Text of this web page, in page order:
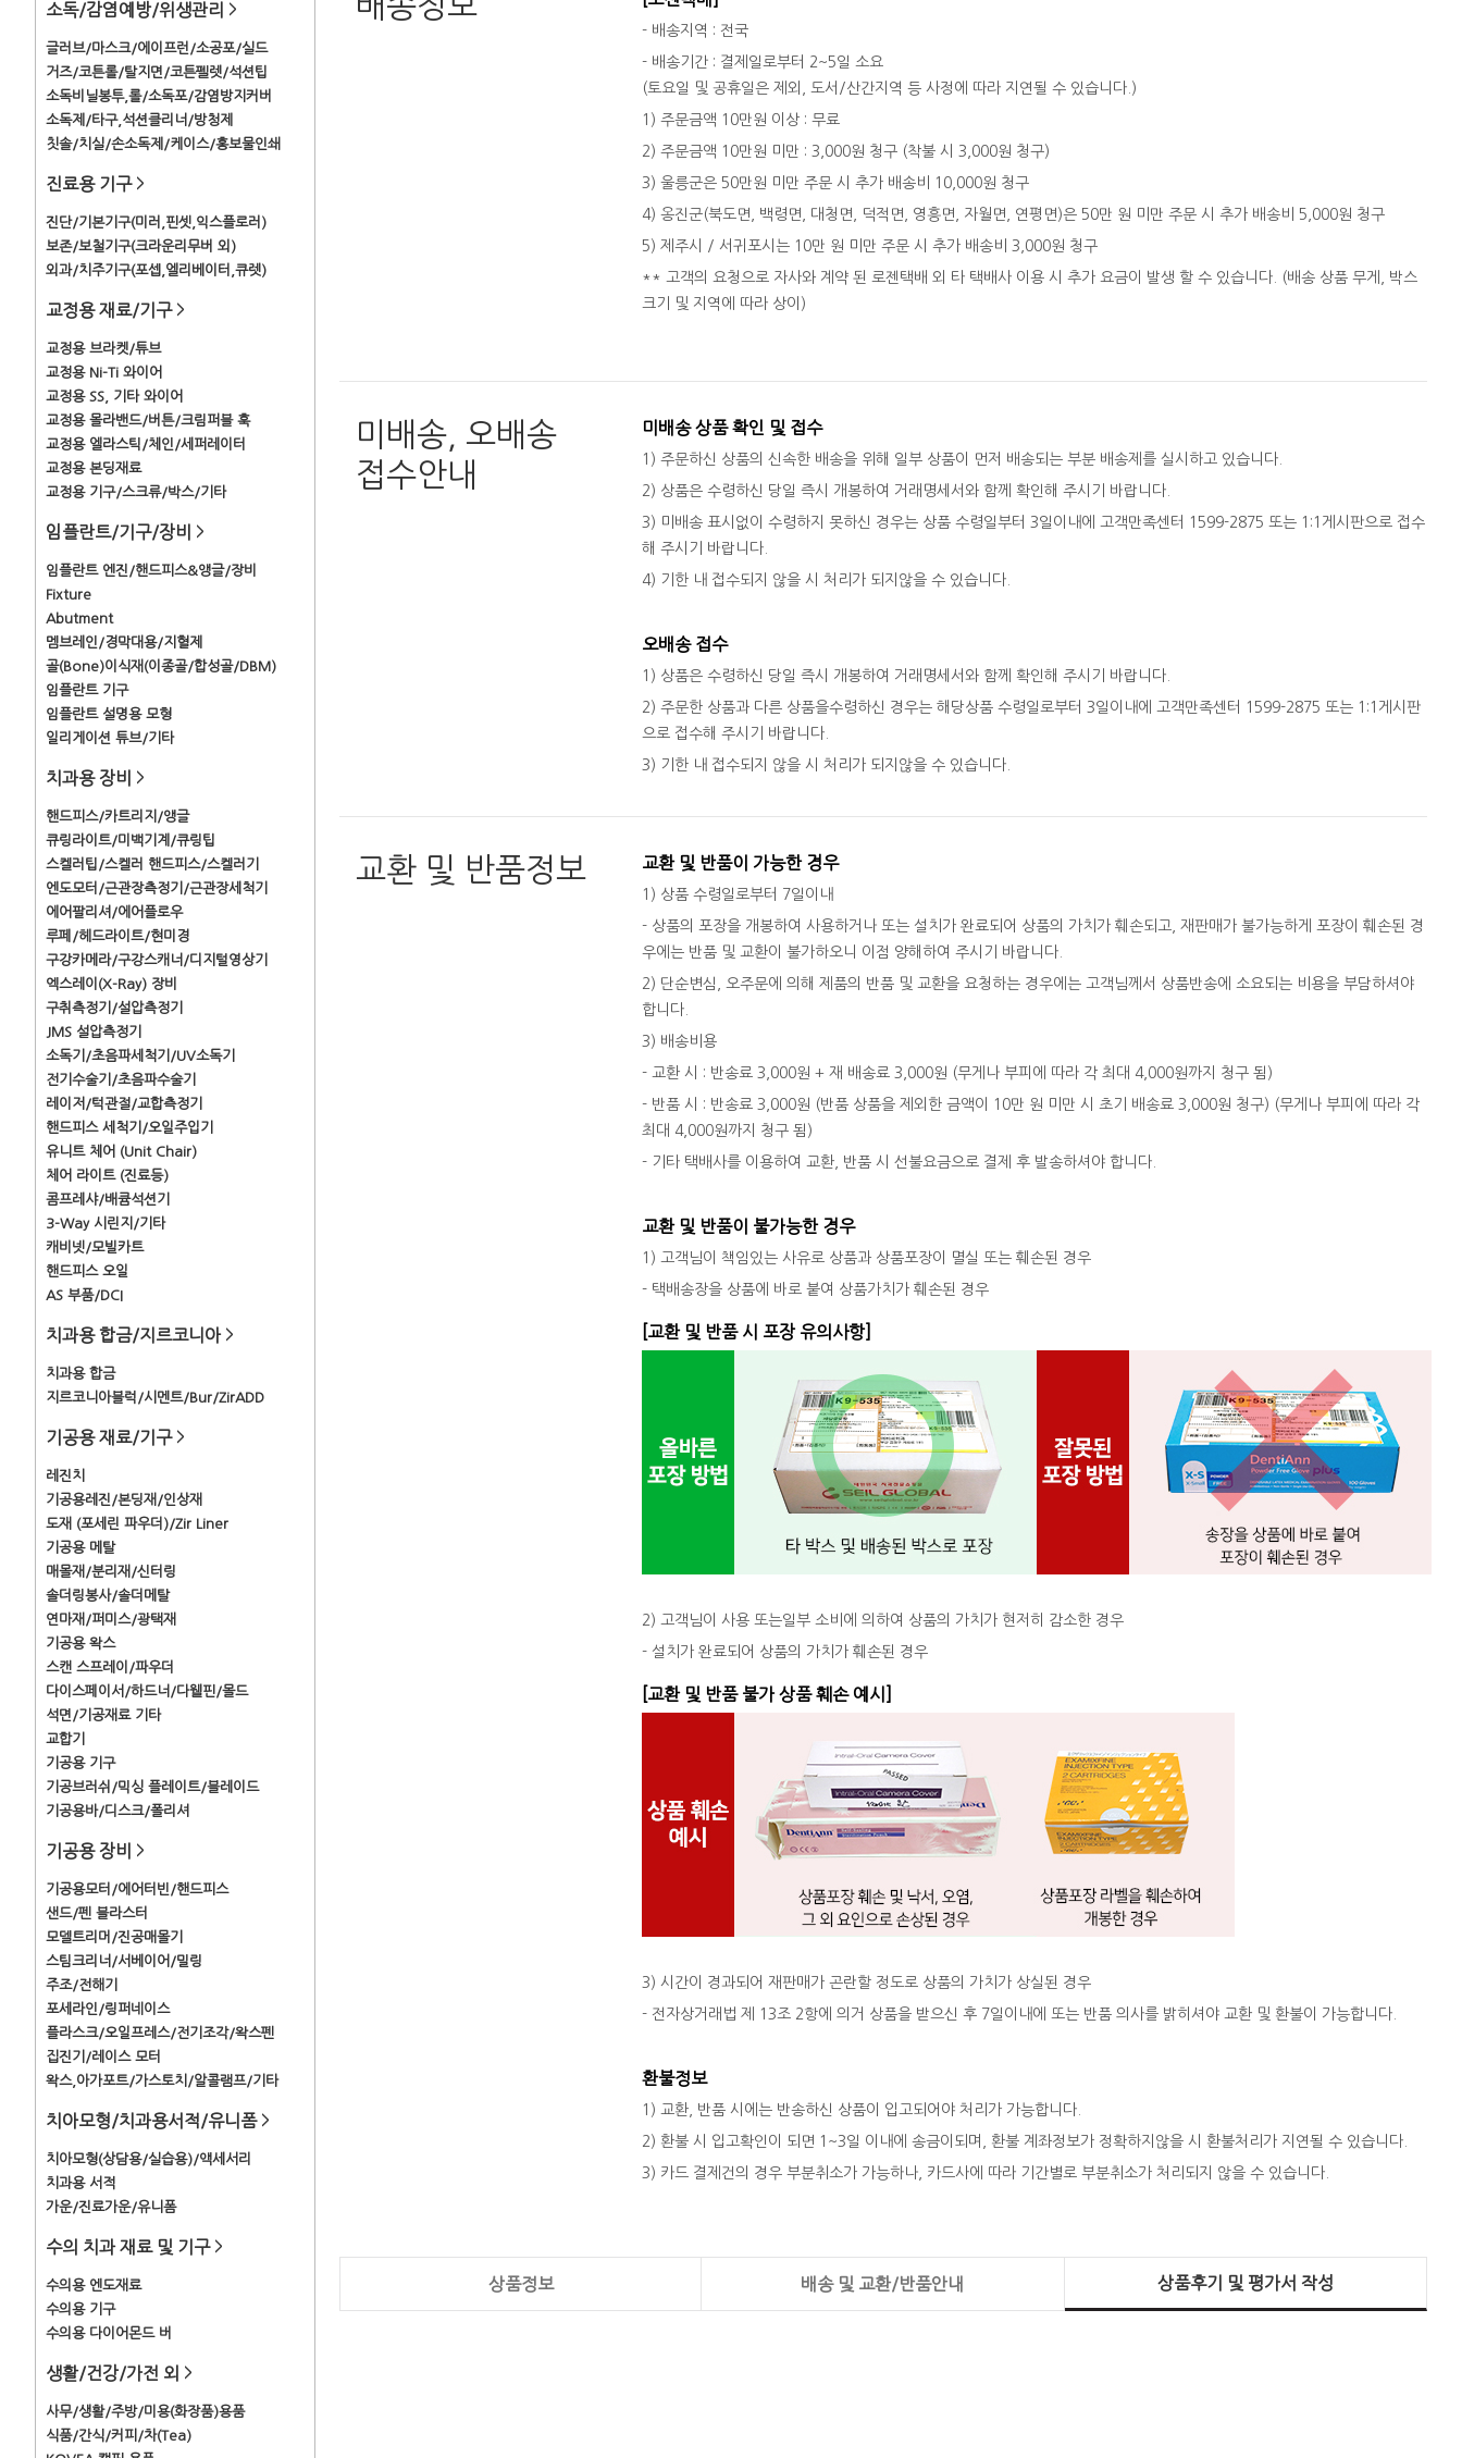
소독/감염예방/위생관리 >
글러브/마스크/에이프런/소공포/실드
거즈/코튼롤/탈지면/코튼펠렛/석션팁
소독비닐봉투,롤/소독포/감염방지커버
소독제/타구,석션클리너/방청제
칫솔/치실/손소독제/케이스/홍보물인쇄
진료용 기구 >
진단/기본기구(미러,핀셋,익스플로러)
보존/보철기구(크라운리무버 외)
외과/치주기구(포셉,엘리베이터,큐렛)
교정용 재료/기구 >
교정용 브라켓/튜브
교정용 Ni-Ti 와이어
교정용 SS, 기타 와이어
교정용 몰라밴드/버튼/크림퍼블 훅
교정용 엘라스틱/체인/세퍼레이터
교정용 본딩재료
교정용 기구/스크류/박스/기타
임플란트/기구/장비 >
임플란트 엔진/핸드피스&앵글/장비
Fixture
Abutment
멤브레인/경막대용/지혈제
골(Bone)이식재(이종골/합성골/DBM)
임플란트 기구
임플란트 설명용 모형
일리게이션 튜브/기타
치과용 장비 >
핸드피스/카트리지/앵글
큐링라이트/미백기계/큐링팁
스켈러팁/스켈러 핸드피스/스켈러기
엔도모터/근관장측정기/근관장세척기
에어팔리셔/에어플로우
루페/헤드라이트/현미경
구강카메라/구강스캐너/디지털영상기
엑스레이(X-Ray) 장비
구취측정기/설압측정기
JMS 설압측정기
소독기/초음파세척기/UV소독기
전기수술기/초음파수술기
레이저/턱관절/교합측정기
핸드피스 세척기/오일주입기
유니트 체어 (Unit Chair)
체어 라이트 (진료등)
콤프레샤/배큠석션기
3-Way 시린지/기타
캐비넷/모빌카트
핸드피스 오일
AS 부품/DCI
치과용 합금/지르코니아 >
치과용 합금
지르코니아블럭/시멘트/Bur/ZirADD
기공용 재료/기구 >
레진치
기공용레진/본딩재/인상재
도재 (포세린 파우더)/Zir Liner
기공용 메탈
매몰재/분리재/신터링
솔더링봉사/솔더메탈
연마재/퍼미스/광택재
기공용 왁스
스캔 스프레이/파우더
다이스페이서/하드너/다웰핀/몰드
석면/기공재료 기타
교합기
기공용 기구
기공브러쉬/믹싱 플레이트/블레이드
기공용바/디스크/폴리셔
기공용 장비 >
기공용모터/에어터빈/핸드피스
샌드/펜 블라스터
모델트리머/진공매몰기
스팀크리너/서베이어/밀링
주조/전해기
포세라인/링퍼네이스
플라스크/오일프레스/전기조각/왁스펜
집진기/레이스 모터
왁스,아가포트/가스토치/알콜램프/기타
치아모형/치과용서적/유니폼 >
치아모형(상담용/실습용)/액세서리
치과용 서적
가운/진료가운/유니폼
수의 치과 재료 및 기구 >
수의용 엔도재료
수의용 기구
수의용 다이어몬드 버
생활/건강/가전 외 >
사무/생활/주방/미용(화장품)용품
식품/간식/커피/차(Tea)
- 배송지역 : 전국
- 배송기간 : 결제일로부터 2~5일 소요
(토요일 및 공휴일은 제외, 도서/산간지역 등 사정에 따라 지연될 수 있습니다.)
1) 주문금액 10만원 이상 : 무료
2) 주문금액 10만원 미만 : 3,000원 청구 (착불 시 3,000원 청구)
3) 울릉군은 50만원 미만 주문 시 추가 배송비 10,000원 청구
4) 옹진군(북도면, 백령면, 대청면, 덕적면, 영흥면, 자월면, 연평면)은 50만 원 미만 주문 시 추가 배송비 5,000원 청구
5) 제주시 / 서귀포시는 10만 원 미만 주문 시 추가 배송비 3,000원 청구
** 고객의 요청으로 자사와 계약 된 로젠택배 외 타 택배사 이용 시 추가 요금이 발생 할 수 있습니다. (배송 상품 무게, 박스
크기 및 지역에 따라 상이)
미배송, 오배송
접수안내
미배송 상품 확인 및 접수
1) 주문하신 상품의 신속한 배송을 위해 일부 상품이 먼저 배송되는 부분 배송제를 실시하고 있습니다.
2) 상품은 수령하신 당일 즉시 개봉하여 거래명세서와 함께 확인해 주시기 바랍니다.
3) 미배송 표시없이 수령하지 못하신 경우는 상품 수령일부터 3일이내에 고객만족센터 1599-2875 또는 1:1게시판으로 접수
해 주시기 바랍니다.
4) 기한 내 접수되지 않을 시 처리가 되지않을 수 있습니다.
오배송 접수
1) 상품은 수령하신 당일 즉시 개봉하여 거래명세서와 함께 확인해 주시기 바랍니다.
2) 주문한 상품과 다른 상품을수령하신 경우는 해당상품 수령일로부터 3일이내에 고객만족센터 1599-2875 또는 1:1게시판
으로 접수해 주시기 바랍니다.
3) 기한 내 접수되지 않을 시 처리가 되지않을 수 있습니다.
교환 및 반품정보 교환 및 반품이 가능한 경우
1) 상품 수령일로부터 7일이내
- 상품의 포장을 개봉하여 사용하거나 또는 설치가 완료되어 상품의 가치가 훼손되고, 재판매가 불가능하게 포장이 훼손된 경
우에는 반품 및 교환이 불가하오니 이점 양해하여 주시기 바랍니다.
2) 단순변심, 오주문에 의해 제품의 반품 및 교환을 요청하는 경우에는 고객님께서 상품반송에 소요되는 비용을 부담하셔야
합니다.
3) 배송비용
- 교환 시 : 반송료 3,000원 + 재 배송료 3,000원 (무게나 부피에 따라 각 최대 4,000원까지 청구 됨)
- 반품 시 : 반송료 3,000원 (반품 상품을 제외한 금액이 10만 원 미만 시 초기 배송료 3,000원 청구) (무게나 부피에 따라 각
최대 4,000원까지 청구 됨)
- 기타 택배사를 이용하여 교환, 반품 시 선불요금으로 결제 후 발송하셔야 합니다.
교환 및 반품이 불가능한 경우
1) 고객님이 책임있는 사유로 상품과 상품포장이 멸실 또는 훼손된 경우
- 택배송장을 상품에 바로 붙여 상품가치가 훼손된 경우
[교환 및 반품 시 포장 유의사항]
2) 고객님이 사용 또는일부 소비에 의하여 상품의 가치가 현저히 감소한 경우
- 설치가 완료되어 상품의 가치가 훼손된 경우
[교환 및 반품 불가 상품 훼손 예시]
3) 시간이 경과되어 재판매가 곤란할 정도로 상품의 가치가 상실된 경우
- 전자상거래법 제 13조 2항에 의거 상품을 받으신 후 7일이내에 또는 반품 의사를 밝히셔야 교환 및 환불이 가능합니다.
환불정보
1) 교환, 반품 시에는 반송하신 상품이 입고되어야 처리가 가능합니다.
2) 환불 시 입고확인이 되면 1~3일 이내에 송금이되며, 환불 계좌정보가 정확하지않을 시 환불처리가 지연될 수 있습니다.
3) 카드 결제건의 경우 부분취소가 가능하나, 카드사에 따라 기간별로 부분취소가 처리되지 않을 수 있습니다.
상품정보 배송 및 교환/반품안내 상품후기 및 평가서 작성